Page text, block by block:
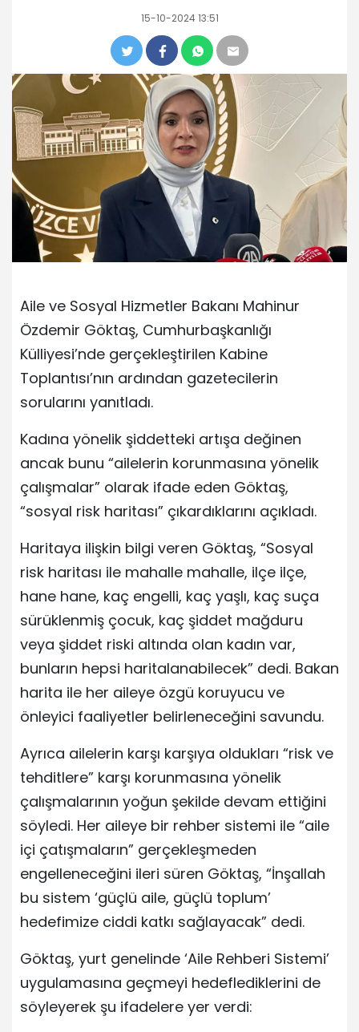
15-10-2024 13:51
Aile ve Sosyal Hizmetler Bakanı Mahinur
Özdemir Göktaş, Cumhurbaşkanlığı
Külliyesi’nde gerçekleştirilen Kabine
Toplantısı’nın ardından gazetecilerin
sorularını yanıtladı.
Kadına yönelik şiddetteki artışa değinen
ancak bunu “ailelerin korunmasına yönelik
çalışmalar” olarak ifade eden Göktaş,
“sosyal risk haritası” çıkardıklarını açıkladı.
Haritaya ilişkin bilgi veren Göktaş, “Sosyal
risk haritası ile mahalle mahalle, ilçe ilçe,
hane hane, kaç engelli, kaç yaşlı, kaç suça
sürüklenmiş çocuk, kaç şiddet mağduru
veya şiddet riski altında olan kadın var,
bunların hepsi haritalanabilecek” dedi. Bakan
harita ile her aileye özgü koruyucu ve
önleyici faaliyetler belirleneceğini savundu.
Ayrıca ailelerin karşı karşıya oldukları “risk ve
tehditlere” karşı korunmasına yönelik
çalışmalarının yoğun şekilde devam ettiğini
söyledi. Her aileye bir rehber sistemi ile “aile
içi çatışmaların” gerçekleşmeden
engelleneceğini ileri süren Göktaş, “İnşallah
bu sistem ‘güçlü aile, güçlü toplum’
hedefimize ciddi katkı sağlayacak” dedi.
Göktaş, yurt genelinde ‘Aile Rehberi Sistemi’
uygulamasına geçmeyi hedeflediklerini de
söyleyerek şu ifadelere yer verdi: